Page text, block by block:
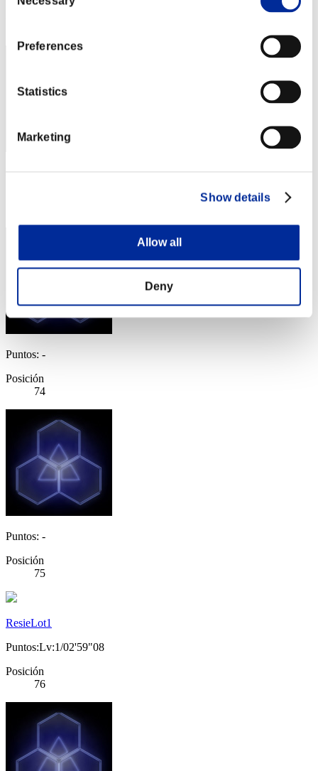
Selection
Preferences
Statistics
Marketing
Show details
Allow all
Deny
Puntos: -
Puntos: -
Posición
74
Puntos: -
Posición
75
ResieLot1
Puntos:Lv:1/02'59"08
Posición
76